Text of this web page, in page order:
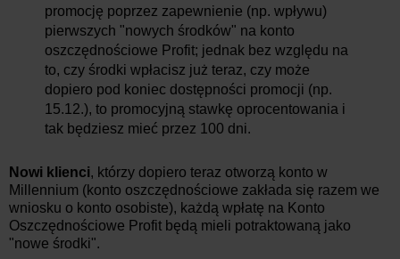
promocję poprzez zapewnienie (np. wpływu)
pierwszych "nowych środków" na konto
oszczędnościowe Profit; jednak bez względu na
to, czy środki wpłacisz już teraz, czy może
dopiero pod koniec dostępności promocji (np.
15.12.), to promocyjną stawkę oprocentowania i
tak będziesz mieć przez 100 dni.
Nowi klienci, którzy dopiero teraz otworzą konto w
Millennium (konto oszczędnościowe zakłada się razem we
wniosku o konto osobiste), każdą wpłatę na Konto
Oszczędnościowe Profit będą mieli potraktowaną jako
"nowe środki".